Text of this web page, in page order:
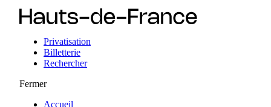
Privatisation
Billetterie
Rechercher
Fermer
Accueil